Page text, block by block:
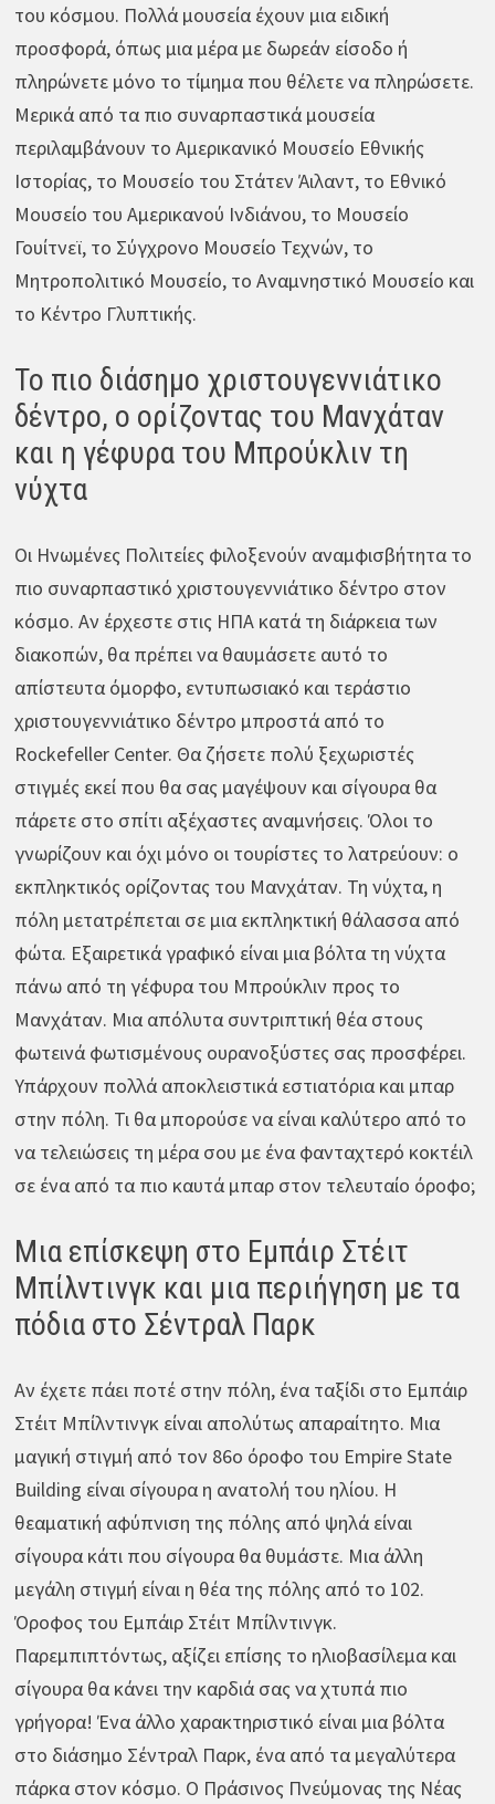
του κόσμου. Πολλά μουσεία έχουν μια ειδική
προσφορά, όπως μια μέρα με δωρεάν είσοδο ή
πληρώνετε μόνο το τίμημα που θέλετε να πληρώσετε.
Μερικά από τα πιο συναρπαστικά μουσεία
περιλαμβάνουν το Αμερικανικό Μουσείο Εθνικής
Ιστορίας, το Μουσείο του Στάτεν Άιλαντ, το Εθνικό
Μουσείο του Αμερικανού Ινδιάνου, το Μουσείο
Γουίτνεϊ, το Σύγχρονο Μουσείο Τεχνών, το
Μητροπολιτικό Μουσείο, το Αναμνηστικό Μουσείο και
το Κέντρο Γλυπτικής.
Το πιο διάσημο χριστουγεννιάτικο
δέντρο, ο ορίζοντας του Μανχάταν
και η γέφυρα του Μπρούκλιν τη
νύχτα
Οι Ηνωμένες Πολιτείες φιλοξενούν αναμφισβήτητα το
πιο συναρπαστικό χριστουγεννιάτικο δέντρο στον
κόσμο. Αν έρχεστε στις ΗΠΑ κατά τη διάρκεια των
διακοπών, θα πρέπει να θαυμάσετε αυτό το
απίστευτα όμορφο, εντυπωσιακό και τεράστιο
χριστουγεννιάτικο δέντρο μπροστά από το
Rockefeller Center. Θα ζήσετε πολύ ξεχωριστές
στιγμές εκεί που θα σας μαγέψουν και σίγουρα θα
πάρετε στο σπίτι αξέχαστες αναμνήσεις. Όλοι το
γνωρίζουν και όχι μόνο οι τουρίστες το λατρεύουν: ο
εκπληκτικός ορίζοντας του Μανχάταν. Τη νύχτα, η
πόλη μετατρέπεται σε μια εκπληκτική θάλασσα από
φώτα. Εξαιρετικά γραφικό είναι μια βόλτα τη νύχτα
πάνω από τη γέφυρα του Μπρούκλιν προς το
Μανχάταν. Μια απόλυτα συντριπτική θέα στους
φωτεινά φωτισμένους ουρανοξύστες σας προσφέρει.
Υπάρχουν πολλά αποκλειστικά εστιατόρια και μπαρ
στην πόλη. Τι θα μπορούσε να είναι καλύτερο από το
να τελειώσεις τη μέρα σου με ένα φανταχτερό κοκτέιλ
σε ένα από τα πιο καυτά μπαρ στον τελευταίο όροφο;
Μια επίσκεψη στο Εμπάιρ Στέιτ
Μπίλντινγκ και μια περιήγηση με τα
πόδια στο Σέντραλ Παρκ
Αν έχετε πάει ποτέ στην πόλη, ένα ταξίδι στο Εμπάιρ
Στέιτ Μπίλντινγκ είναι απολύτως απαραίτητο. Μια
μαγική στιγμή από τον 86ο όροφο του Empire State
Building είναι σίγουρα η ανατολή του ηλίου. Η
θεαματική αφύπνιση της πόλης από ψηλά είναι
σίγουρα κάτι που σίγουρα θα θυμάστε. Μια άλλη
μεγάλη στιγμή είναι η θέα της πόλης από το 102.
Όροφος του Εμπάιρ Στέιτ Μπίλντινγκ.
Παρεμπιπτόντως, αξίζει επίσης το ηλιοβασίλεμα και
σίγουρα θα κάνει την καρδιά σας να χτυπά πιο
γρήγορα! Ένα άλλο χαρακτηριστικό είναι μια βόλτα
στο διάσημο Σέντραλ Παρκ, ένα από τα μεγαλύτερα
πάρκα στον κόσμο. Ο Πράσινος Πνεύμονας της Νέας